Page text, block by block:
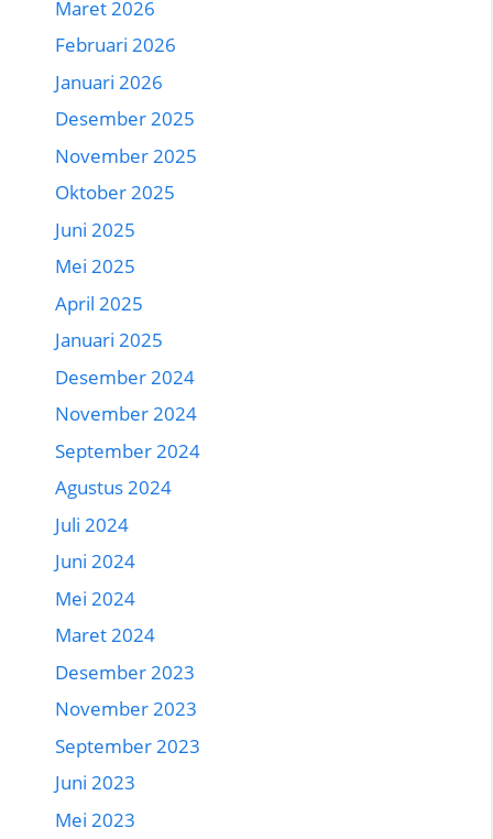
Maret 2026
Februari 2026
Januari 2026
Desember 2025
November 2025
Oktober 2025
Juni 2025
Mei 2025
April 2025
Januari 2025
Desember 2024
November 2024
September 2024
Agustus 2024
Juli 2024
Juni 2024
Mei 2024
Maret 2024
Desember 2023
November 2023
September 2023
Juni 2023
Mei 2023